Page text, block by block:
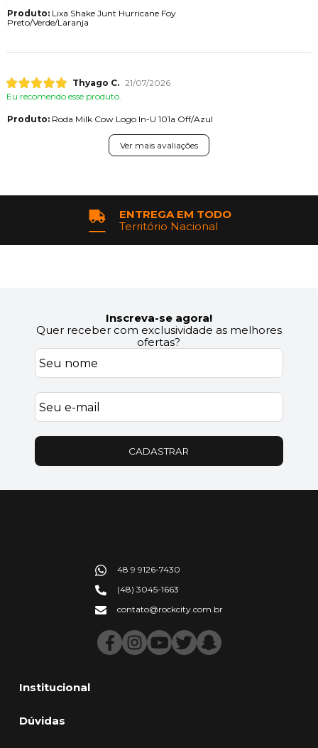
Produto:Lixa Shake Junt Hurricane Foy
Preto/Verde/Laranja
Thyago C. 21/07/2026
Eu recomendo esse produto.
Produto:Roda Milk Cow Logo In-U 101a Off/Azul
Ver mais avaliações
ENTREGA EM TODO
Território Nacional
Inscreva-se agora!
Quer receber com exclusividade as melhores
ofertas?
CADASTRAR
Institucional
Dúvidas
48 9 9126-7430
(48) 3045-1663
contato@rockcity.com.br